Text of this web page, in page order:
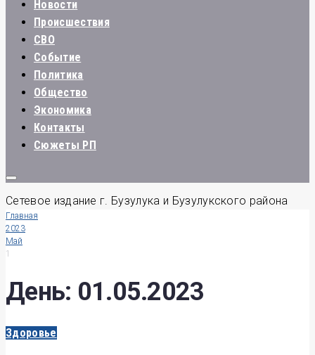
Новости
Происшествия
СВО
Событие
Политика
Общество
Экономика
Контакты
Сюжеты РП
Сетевое издание г. Бузулука и Бузулукского района
Главная
2023
Май
1
День: 01.05.2023
Здоровье